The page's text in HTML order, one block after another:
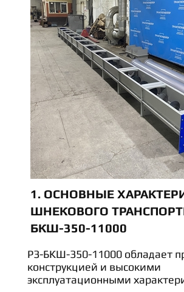
1. ОСНОВНЫЕ
ШНЕКОВОГО
БКШ-350-11000
Р3-БКШ-350-11000 обладает
конструкцией и высокими
эксплуатационными